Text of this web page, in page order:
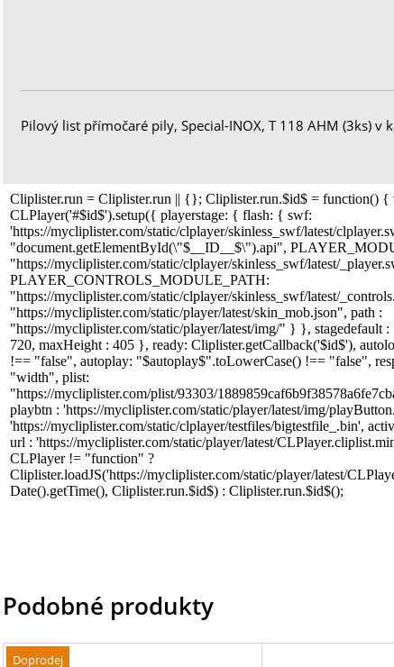
Pilový list přímočaré pily, Special-INOX, T 118 AHM (3ks) v
Podobné produkty
Doprodej